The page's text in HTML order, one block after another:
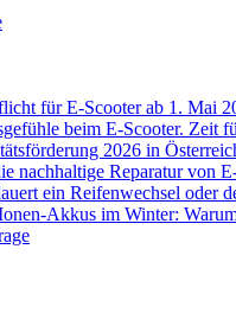
für E-Scooter ab 1. Mai
beim E-Scooter. Zeit
2026 in
nachhaltige Reparatur von
ein Reifenwechsel oder
Akkus im Winter: